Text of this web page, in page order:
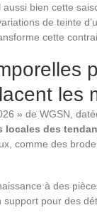
bien cette
de teinte
cette
les
» de WGSN,
locales des
comme des
à des
pour des